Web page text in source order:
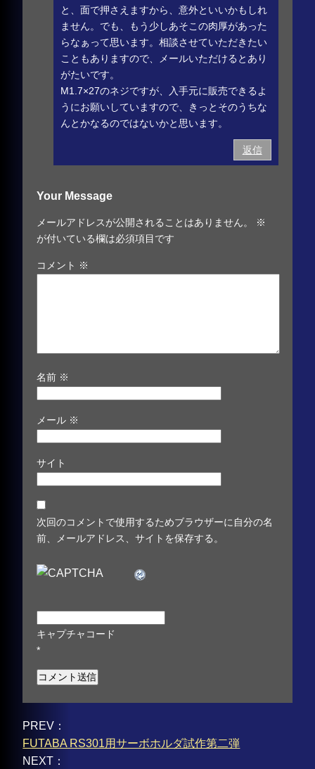
と、面で押さえますから、意外といいかもしれ
ません。でも、もう少しあそこの肉厚があった
らなぁって思います。相談させていただきたい
こともありますので、メールいただけるとあり
がたいです。
M1.7×27のネジですが、入手元に販売できるよ
うにお願いしていますので、きっとそのうちな
んとかなるのではないかと思います。
返信
Your Message
メールアドレスが公開されることはありません。
※
が付いている欄は必須項目です
コメント ※
名前 ※
メール ※
サイト
次回のコメントで使用するためブラウザーに自分の名
前、メールアドレス、サイトを保存する。
キャプチャコード
*
PREV：
FUTABA RS301用サーボホルダ試作第二弾
NEXT：